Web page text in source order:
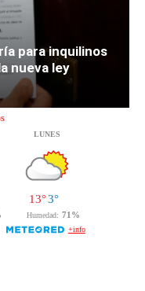
para inquilinos
nueva ley